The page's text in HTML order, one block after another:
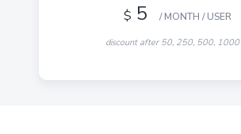
$ 5 / MONTH / USER
discount after 50, 250, 500, 1000